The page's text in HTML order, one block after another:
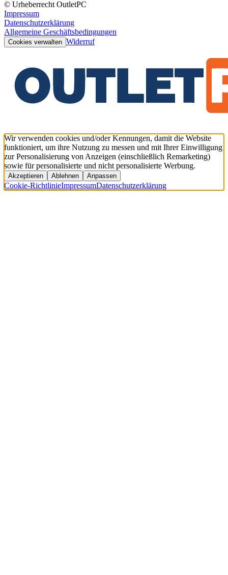
© Urheberrecht OutletPC
Impressum
Datenschutzerklärung
Allgemeine Geschäftsbedingungen
Cookies verwalten Widerruf
Wir verwenden cookies und/oder Kennungen, damit die Website
funktioniert, um ihre Nutzung zu messen und mit Ihrer Einwilligung
zur Personalisierung von Anzeigen (einschließlich Remarketing)
sowie für personalisierte und nicht personalisierte Werbung.
Akzeptieren Ablehnen Anpassen
Cookie-RichtlinieImpressumDatenschutzerklärung